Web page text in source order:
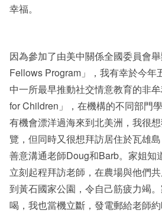
幸福。
因為參加了由美中關係全國委員會
Fellows Program」，我有幸於今年
中一所最早推動社交情意教育的非
for Children」，在機構的不同部門
有機會漂洋過海來到北美洲，我很
覽，但同時又很想拜訪居住於瓦雄
善意溝通老師Doug和Barb。家姐知
立刻起程拜訪老師，在農場與他們
到黃石國家公園，令自己筋疲力竭
喝，我也當機立斷，發電郵給老師